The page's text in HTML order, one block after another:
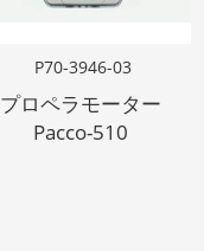
P70-3946-03
プロペラモーター
Pacco-510